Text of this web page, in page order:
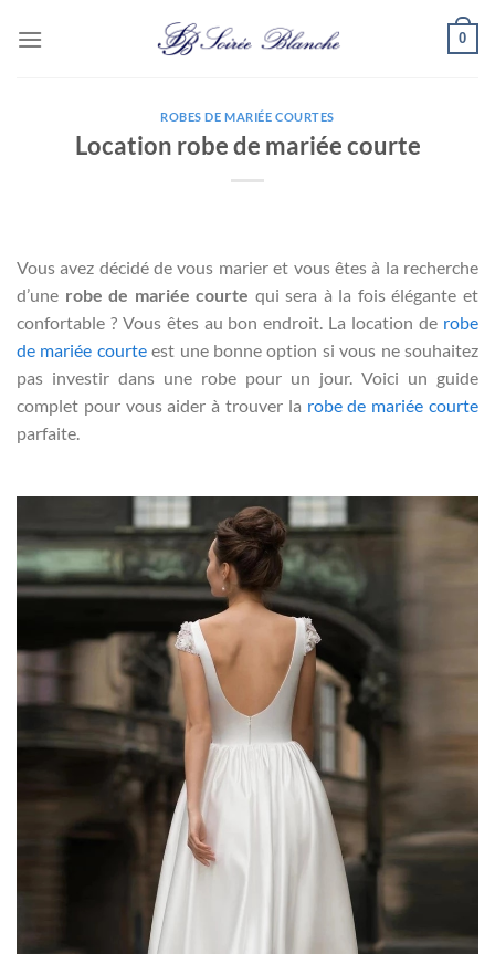
0
ROBES DE MARIÉE COURTES
Location robe de mariée courte
Vous avez décidé de vous marier et vous êtes à la recherche
d’une robe de mariée courte qui sera à la fois élégante et
confortable ? Vous êtes au bon endroit. La location de robe
de mariée courteest une bonne option si vous ne souhaitez
pas investir dans une robe pour un jour. Voici un guide
complet pour vous aider à trouver la robe de mariée courte
parfaite.